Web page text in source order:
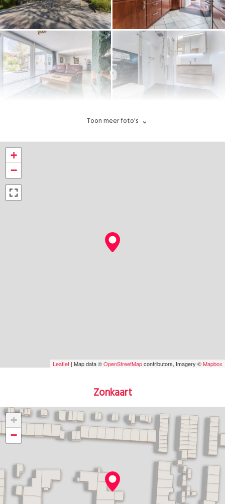
Toon meer foto's
+
−
Leaflet | Map data ©OpenStreetMapcontributors, Imagery ©Mapbox
Zonkaart
+
−